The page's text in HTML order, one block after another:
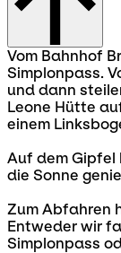
Vom Bahnhof
Simplonpass.
und dann
Leone Hütte
einem
Auf dem Gipfel
die Sonne
Zum Abfahren
Entweder wir
Simplonpass